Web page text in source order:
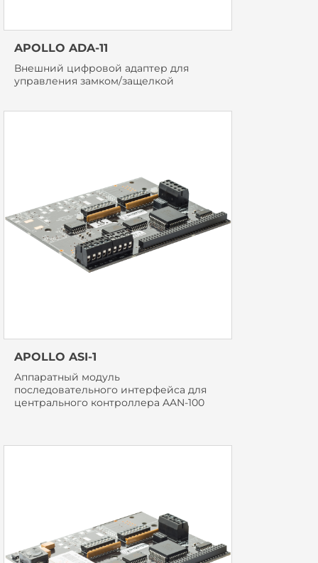
APOLLO ADA-11
Внешний цифровой адаптер для
управления замком/защелкой
APOLLO ASI-1
Аппаратный модуль
последовательного интерфейса для
центрального контроллера AAN-100